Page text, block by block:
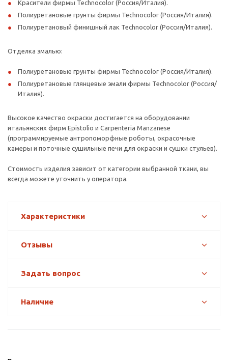
Красители фирмы Technocolor (Россия/Италия).
Полиуретановые грунты фирмы Technocolor (Россия/Италия).
Полиуретановый финишный лак Technocolor (Россия/Италия).
Отделка эмалью:
Полиуретановые грунты фирмы Technocolor (Россия/Италия).
Полиуретановые глянцевые эмали фирмы Technocolor (Россия/
Италия).
Высокое качество окраски достигается на оборудовании
итальянских фирм Epistolio и Carpenteria Manzanese
(программируемые антропоморфные роботы, окрасочные
камеры и поточные сушильные печи для окраски и сушки стульев).
Стоимость изделия зависит от категории выбранной ткани, вы
всегда можете уточнить у оператора.
Характеристики
Отзывы
Задать вопрос
Наличие